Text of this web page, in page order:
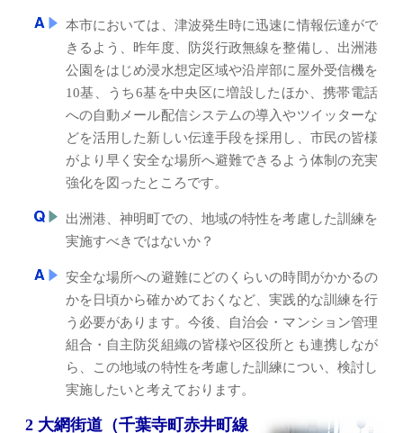
本市においては、津波発生時に迅速に情報伝達がで
きるよう、昨年度、防災行政無線を整備し、出洲港
公園をはじめ浸水想定区域や沿岸部に屋外受信機を
10基、うち6基を中央区に増設したほか、携帯電話
への自動メール配信システムの導入やツイッターな
どを活用した新しい伝達手段を採用し、市民の皆様
がより早く安全な場所へ避難できるよう体制の充実
強化を図ったところです。
出洲港、神明町での、地域の特性を考慮した訓練を
実施すべきではないか？
安全な場所への避難にどのくらいの時間がかかるの
かを日頃から確かめておくなど、実践的な訓練を行
う必要があります。今後、自治会・マンション管理
組合・自主防災組織の皆様や区役所とも連携しなが
ら、この地域の特性を考慮した訓練につい、検討し
実施したいと考えております。
2 大網街道（千葉寺町赤井町線